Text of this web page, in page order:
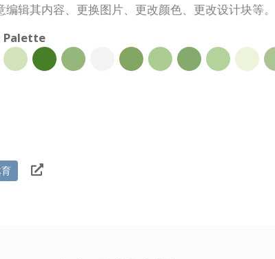
辑其内容、更换图片、更改颜色、更改设计块等。
Palette